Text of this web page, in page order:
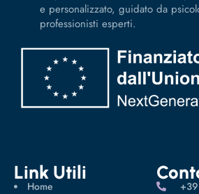
e personalizzato, guidato da
professionisti esperti.
Link Utili
Home